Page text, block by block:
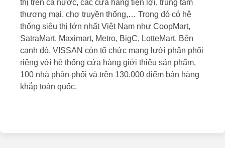
thị trên cả nước, các cửa hàng tiện lợi, trung tâm
thương mại, chợ truyền thống,… Trong đó có hệ
thống siêu thị lớn nhất Việt Nam như CoopMart,
SatraMart, Maximart, Metro, BigC, LotteMart. Bên
cạnh đó, VISSAN còn tổ chức mạng lưới phân phối
riêng với hệ thống cửa hàng giới thiệu sản phẩm,
100 nhà phân phối và trên 130.000 điểm bán hàng
khắp toàn quốc.